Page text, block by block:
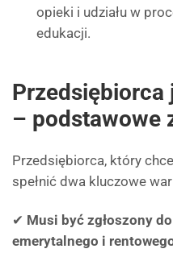
opieki i udziału w
edukacji.
– podstawowe
Przedsiębiorca, który
spełnić dwa kluczowe
✔ Musi być zgłoszony
emerytalnego i